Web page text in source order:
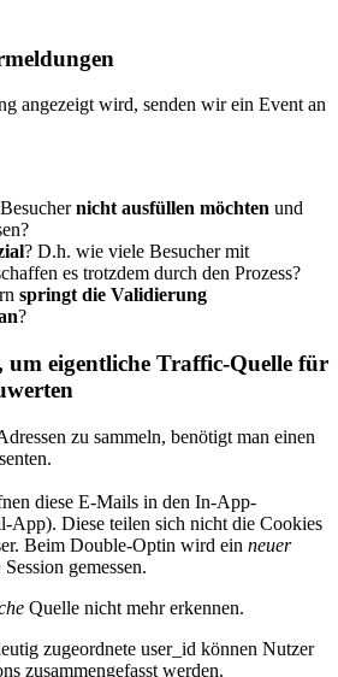
angezeigt wird, senden wir ein Event an
nicht ausfüllen möchten und
? D.h. wie viele Besucher mit
es trotzdem durch den Prozess?
springt die Validierung
?
um eigentliche Traffic-Quelle für
zu sammeln, benötigt man einen
diese E-Mails in den In-App-
App). Diese teilen sich nicht die Cookies
Beim Double-Optin wird ein neuer
Session gemessen.
Quelle nicht mehr erkennen.
zugeordnete user_id können Nutzer
zusammengefasst werden.